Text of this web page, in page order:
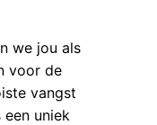
we jou als
voor de
vangst
uniek